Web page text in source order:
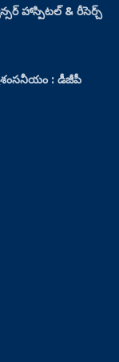
హాస్పిటల్ & రీసెర్చ్
: డీజీపీ